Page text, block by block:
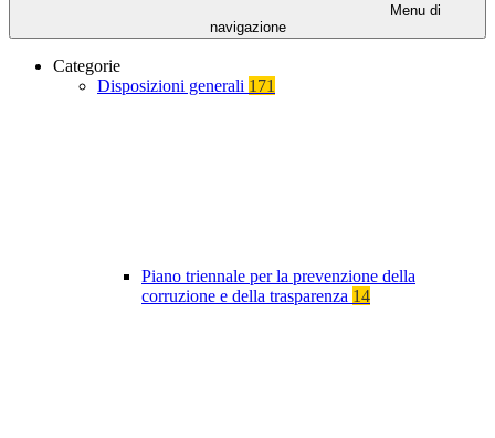
Menu di
navigazione
Categorie
Disposizioni generali 171
Piano triennale per la prevenzione della
corruzione e della trasparenza 14